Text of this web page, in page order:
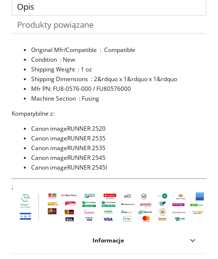
Opis
Produkty powiązane
Original Mfr/Compatible : Compatible
Condition : New
Shipping Weight : 1 oz
Shipping Dimensions : 2&rdquo x 1&rdquo x 1&rdquo
Mfr PN: FU8-0576-000 / FU80576000
Machine Section : Fusing
Kompatybilne z:
Canon imageRUNNER 2520
Canon imageRUNNER 2535
Canon imageRUNNER 2535
Canon imageRUNNER 2545
Canon imageRUNNER 2545I
;
Informacje